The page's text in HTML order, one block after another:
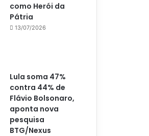
como Herói da
Pátria
13/07/2026
Lula soma 47%
contra 44% de
Flávio Bolsonaro,
aponta nova
pesquisa
BTG/Nexus